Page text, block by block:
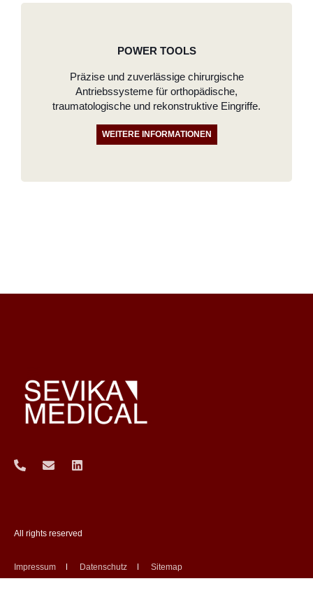
POWER TOOLS
Präzise und zuverlässige chirurgische
Antriebssysteme für orthopädische,
traumatologische und rekonstruktive Eingriffe.
WEITERE INFORMATIONEN
All rights reserved
Impressum Datenschutz Sitemap